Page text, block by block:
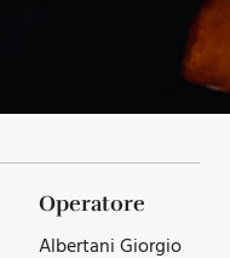
Operatore
Albertani Giorgio